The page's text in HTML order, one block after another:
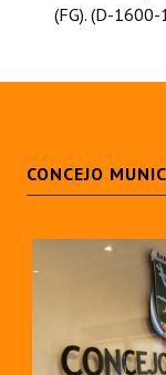
Antiguos
Audiencias
Mujeres que
Periodistas
(FG). (D-
CONCEJO